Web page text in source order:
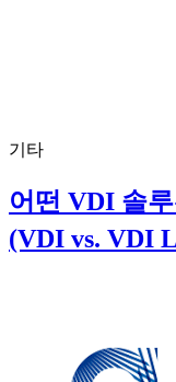
기타
어떤 VDI 솔
(VDI vs. VDI